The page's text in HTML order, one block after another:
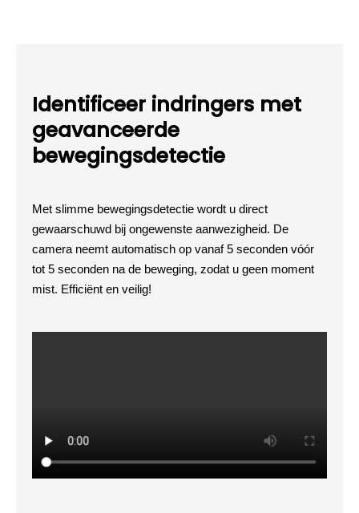
Identificeer indringers met
geavanceerde
bewegingsdetectie
Met slimme bewegingsdetectie wordt u direct
gewaarschuwd bij ongewenste aanwezigheid. De
camera neemt automatisch op vanaf 5 seconden vóór
tot 5 seconden na de beweging, zodat u geen moment
mist. Efficiënt en veilig!